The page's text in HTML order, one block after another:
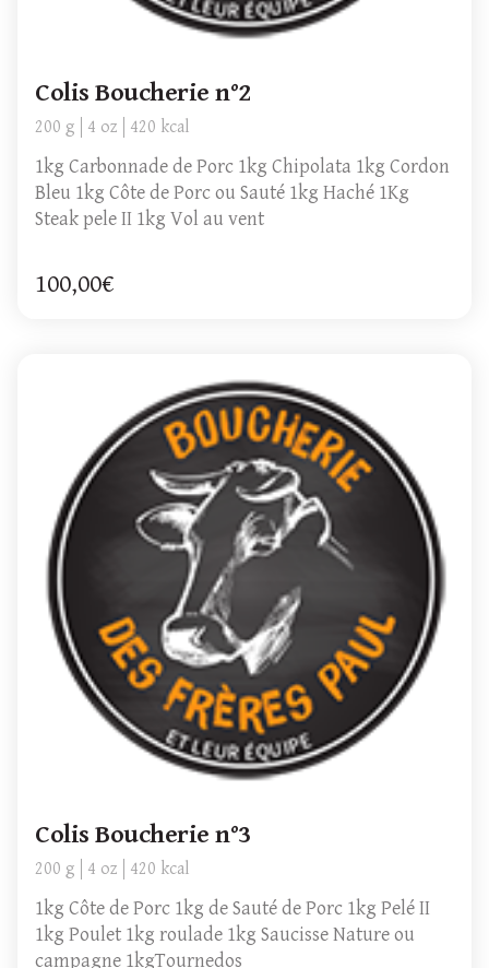
Colis Boucherie n°2
200 g 4 oz 420 kcal
1kg Carbonnade de Porc 1kg Chipolata 1kg Cordon
Bleu 1kg Côte de Porc ou Sauté 1kg Haché 1Kg
Steak pele II 1kg Vol au vent
100,00€
Colis Boucherie n°3
200 g 4 oz 420 kcal
1kg Côte de Porc 1kg de Sauté de Porc 1kg Pelé II
1kg Poulet 1kg roulade 1kg Saucisse Nature ou
campagne 1kgTournedos